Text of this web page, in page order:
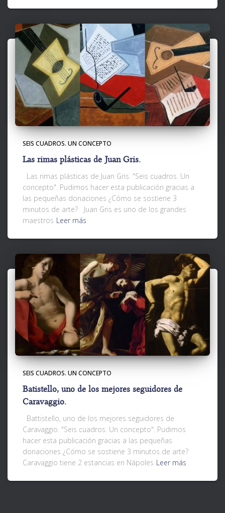
SEIS CUADROS. UN CONCEPTO
Las rimas plásticas de Juan Gris.
Las rimas plásticas de Juan Gris. "Seis cuadros. Un
concepto". Pudimos hacer esta publicación gracias a
las pequeñas donaciones ¿Cómo se sostiene 3
minutos de arte? Juan Gris es uno de los grandes
maestros Leer más
SEIS CUADROS. UN CONCEPTO
Batistello, uno de los mejores seguidores de
Caravaggio.
Battistello, uno de los mejores seguidores de
Caravaggio. "Seis cuadros. Un concepto". Pudimos
hacer esta publicación gracias a las pequeñas
donaciones ¿Cómo se sostiene 3 minutos de arte?
Caravaggio tiene 2 estancias en Nápoles Leer más